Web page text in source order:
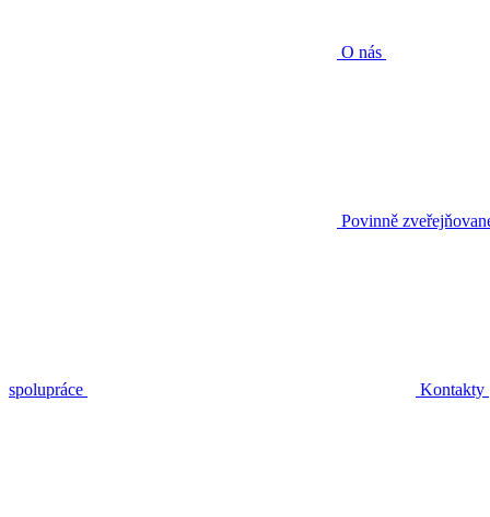
O nás
Povinně
spolupráce Kontakty